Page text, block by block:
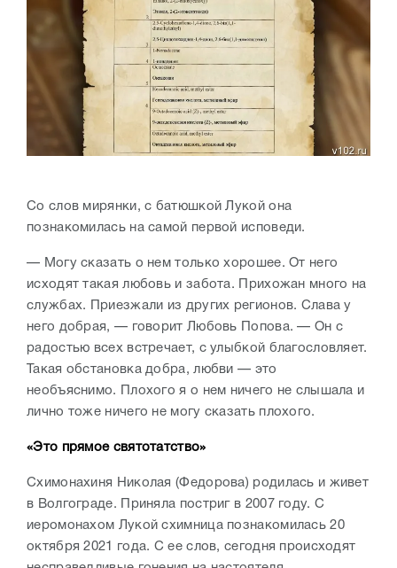
Со слов мирянки, с батюшкой Лукой она
познакомилась на самой первой исповеди.
— Могу сказать о нем только хорошее. От него
исходят такая любовь и забота. Прихожан много на
службах. Приезжали из других регионов. Слава у
него добрая, — говорит Любовь Попова. — Он с
радостью всех встречает, с улыбкой благословляет.
Такая обстановка добра, любви — это
необъяснимо. Плохого я о нем ничего не слышала и
лично тоже ничего не могу сказать плохого.
«Это прямое святотатство»
Схимонахиня Николая (Федорова) родилась и живет
в Волгограде. Приняла постриг в 2007 году. С
иеромонахом Лукой схимница познакомилась 20
октября 2021 года. С ее слов, сегодня происходят